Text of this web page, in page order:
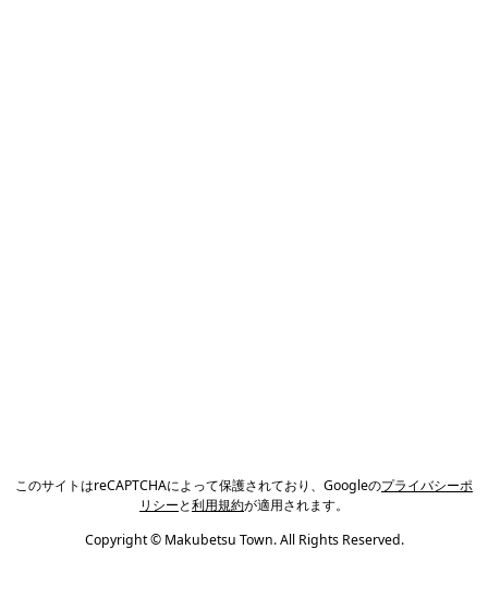
このサイトはreCAPTCHAによって保護されており、Googleのプライバシーポ
リシーと利用規約が適用されます。
Copyright © Makubetsu Town. All Rights Reserved.